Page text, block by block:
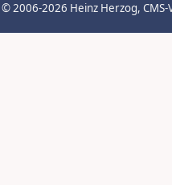
© 2006-2026 Heinz Herzog,